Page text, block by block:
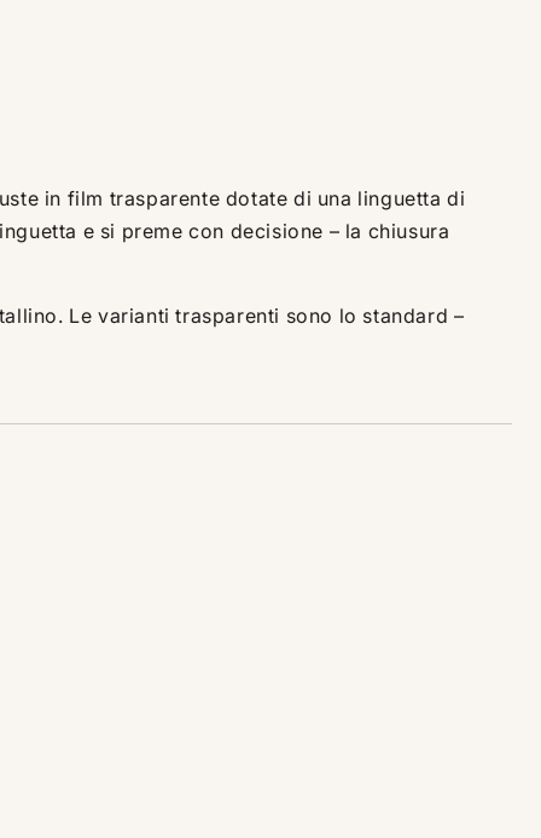
in film trasparente dotate di una linguetta di
e si preme con decisione – la chiusura
Le varianti trasparenti sono lo standard –